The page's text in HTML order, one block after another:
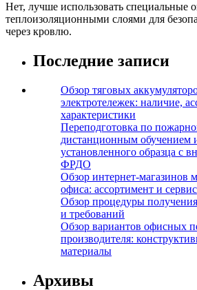
Нет, лучше использовать специальные
теплоизоляционными слоями для
через кровлю.
Последние записи
Обзор тяговых
электротележек: наличие,
характеристики
Переподготовка по
дистанционным обучением
установленного образца с
ФРДО
Обзор интернет-магазинов
офиса: ассортимент и сервис
Обзор процедуры
и требований
Обзор вариантов офисных
производителя:
материалы
Архивы